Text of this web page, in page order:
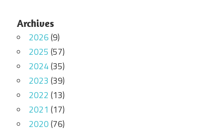
Archives
2026(9)
2025 (57)
2024(35)
2023 (39)
2022 (13)
2021 (17)
2020(76)